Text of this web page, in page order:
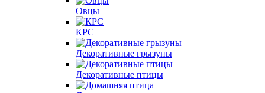
Овцы
КРС
Декоративные грызуны
Декоративные птицы